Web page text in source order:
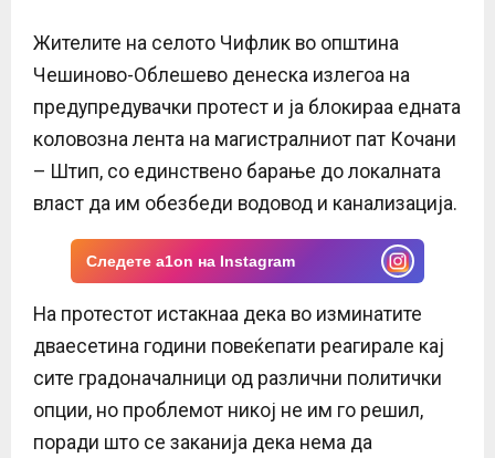
N
U
Жителите на селото Чифлик во општина
Чешиново-Облешево денеска излегоа на
предупредувачки протест и ја блокираа едната
коловозна лента на магистралниот пат Кочани
– Штип, со единствено барање до локалната
власт да им обезбеди водовод и канализација.
Следете a1on на Instagram
На протестот истакнаа дека во изминатите
дваесетина години повеќепати реагирале кај
сите градоначалници од различни политички
опции, но проблемот никој не им го решил,
поради што се заканија дека нема да